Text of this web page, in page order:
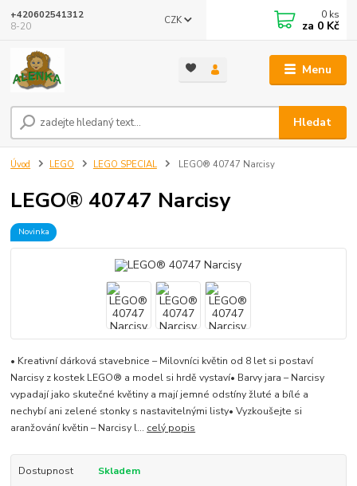
Menu
CZK
Hledat
+420602541312
8-20
0 ks
za 0 Kč
Úvod LEGO LEGO SPECIAL LEGO® 40747 Narcisy
LEGO® 40747 Narcisy
Novinka
• Kreativní dárková stavebnice – Milovníci květin od 8 let si postaví
Narcisy z kostek LEGO® a model si hrdě vystaví• Barvy jara – Narcisy
vypadají jako skutečné květiny a mají jemné odstíny žluté a bílé a
nechybí ani zelené stonky s nastavitelnými listy• Vyzkoušejte si
aranžování květin – Narcisy l... celý popis
Dostupnost
Skladem